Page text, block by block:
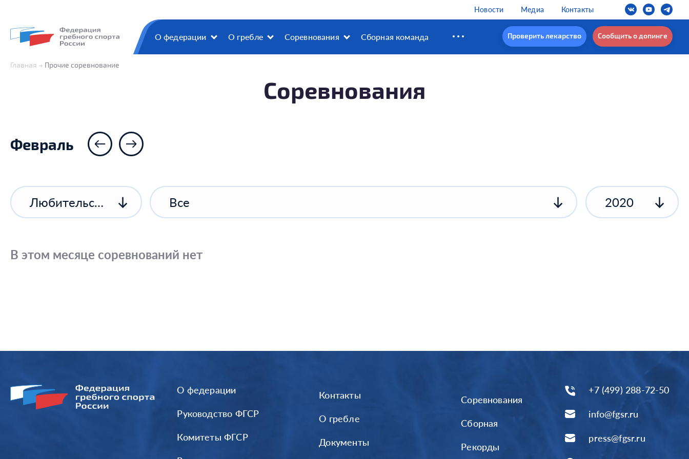
Новости Медиа Контакты
О федерации О гребле Соревнования Сборная команда Проверить лекарство Сообщить о допинге
Главная Прочие соревнование
Соревнования
Февраль
Любительские соревнования Все 2020
В этом месяце соревнований нет
О федерации
Руководство ФГСР
Комитеты ФГСР
Контакты
О гребле
Документы
Соревнования
Сборная
Рекорды
+7 (499) 288-72-50
info@fgsr.ru
press@fgsr.ru